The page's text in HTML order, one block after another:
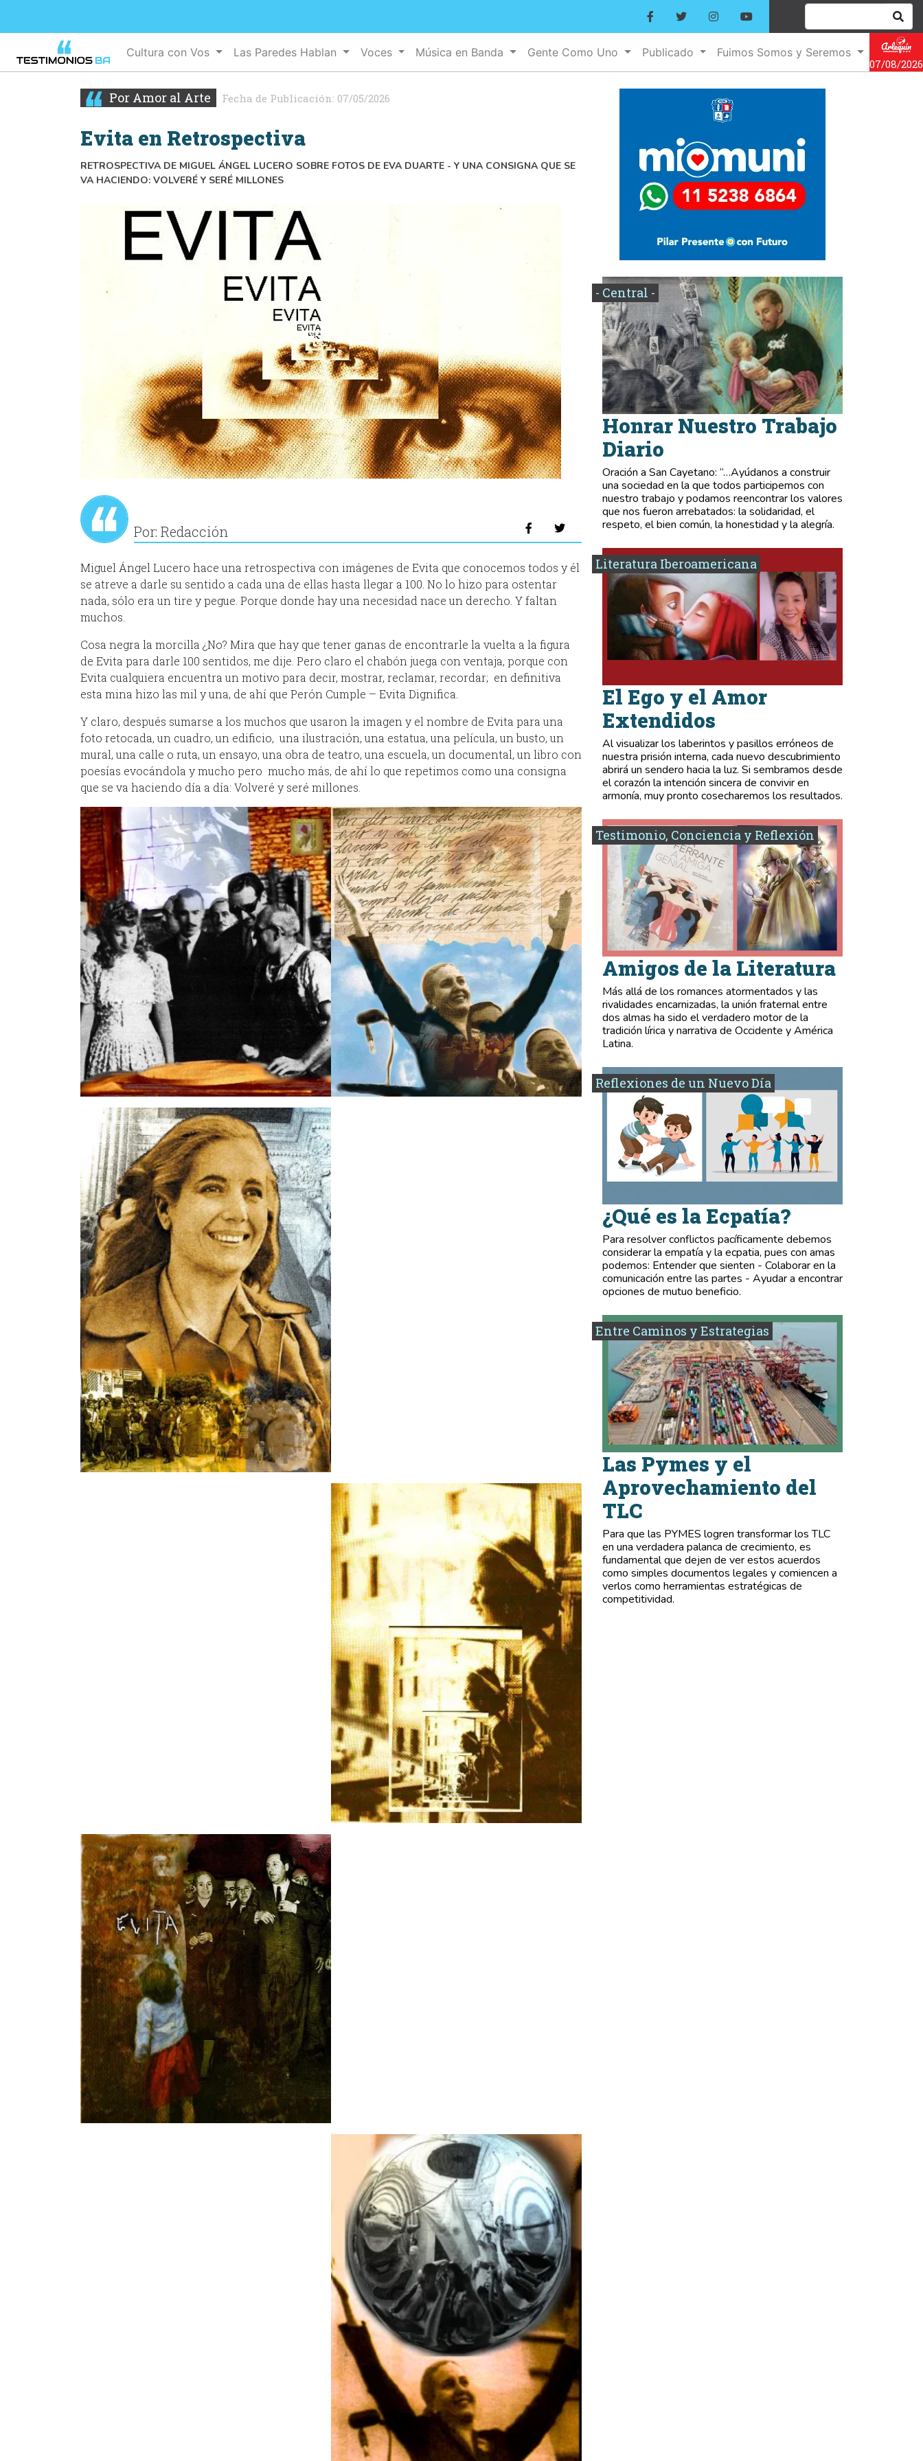
Cultura con Vos Las Paredes Hablan Voces Música en Banda Gente Como Uno Publicado
Fuimos Somos y Seremos
07/08/2026
Por Amor al Arte Fecha de Publicación: 07/05/2026
Evita en Retrospectiva
RETROSPECTIVA DE MIGUEL ÁNGEL LUCERO SOBRE FOTOS DE EVA DUARTE - Y UNA CONSIGNA QUE SE
VA HACIENDO: VOLVERÉ Y SERÉ MILLONES
Por: Redacción
Miguel Ángel Lucero hace una retrospectiva con imágenes de Evita que conocemos todos y él
se atreve a darle su sentido a cada una de ellas hasta llegar a 100. No lo hizo para ostentar
nada, sólo era un tire y pegue. Porque donde hay una necesidad nace un derecho. Y faltan
muchos.
Cosa negra la morcilla ¿No? Mira que hay que tener ganas de encontrarle la vuelta a la figura
de Evita para darle 100 sentidos, me dije. Pero claro el chabón juega con ventaja, porque con
Evita cualquiera encuentra un motivo para decir, mostrar, reclamar, recordar; en definitiva
esta mina hizo las mil y una, de ahí que Perón Cumple – Evita Dignifica.
Y claro, después sumarse a los muchos que usaron la imagen y el nombre de Evita para una
foto retocada, un cuadro, un edificio, una ilustración, una estatua, una película, un busto, un
mural, una calle o ruta, un ensayo, una obra de teatro, una escuela, un documental, un libro con
poesías evocándola y mucho pero mucho más, de ahí lo que repetimos como una consigna
que se va haciendo día a día: Volveré y seré millones.
- Central -
Honrar Nuestro Trabajo
Diario
Oración a San Cayetano: “…Ayúdanos a construir
una sociedad en la que todos participemos con
nuestro trabajo y podamos reencontrar los valores
que nos fueron arrebatados: la solidaridad, el
respeto, el bien común, la honestidad y la alegría.
Literatura Iberoamericana
El Ego y el Amor
Extendidos
Al visualizar los laberintos y pasillos erróneos de
nuestra prisión interna, cada nuevo descubrimiento
abrirá un sendero hacia la luz. Si sembramos desde
el corazón la intención sincera de convivir en
armonía, muy pronto cosecharemos los resultados.
Testimonio, Conciencia y Reflexión
Amigos de la Literatura
Más allá de los romances atormentados y las
rivalidades encarnizadas, la unión fraternal entre
dos almas ha sido el verdadero motor de la
tradición lírica y narrativa de Occidente y América
Latina.
Reflexiones de un Nuevo Día
¿Qué es la Ecpatía?
Para resolver conflictos pacíficamente debemos
considerar la empatía y la ecpatia, pues con amas
podemos: Entender que sienten - Colaborar en la
comunicación entre las partes - Ayudar a encontrar
opciones de mutuo beneficio.
Entre Caminos y Estrategias
Las Pymes y el
Aprovechamiento del
TLC
Para que las PYMES logren transformar los TLC
en una verdadera palanca de crecimiento, es
fundamental que dejen de ver estos acuerdos
como simples documentos legales y comiencen a
verlos como herramientas estratégicas de
competitividad.